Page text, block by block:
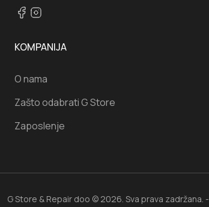
KOMPANIJA
O nama
Zašto odabrati G Store
Zaposlenje
G Store & Repair doo © 2026. Sva prava zadržana. -